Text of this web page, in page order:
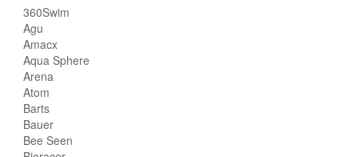
360Swim
Agu
Amacx
Aqua Sphere
Arena
Atom
Barts
Bauer
Bee Seen